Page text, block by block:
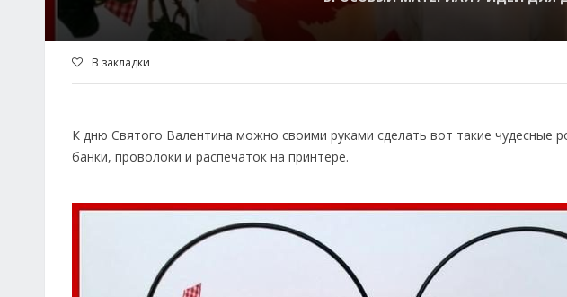
В закладки
К дню Святого Валентина можно своими руками сделать вот такие чудесные
банки, проволоки и распечаток на принтере.